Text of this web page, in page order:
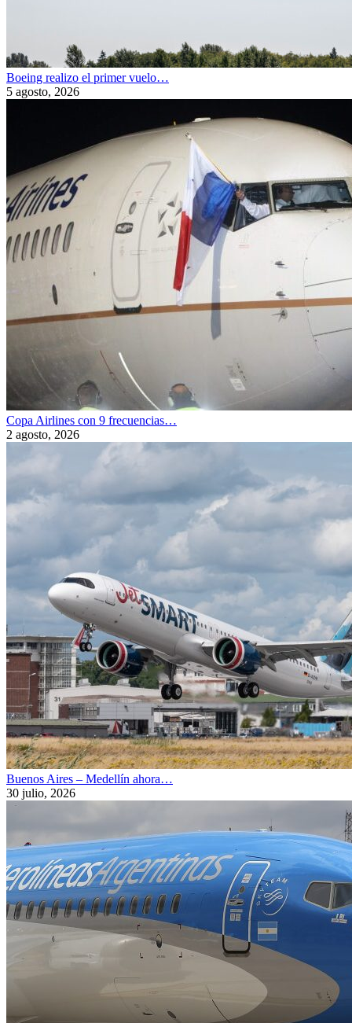
Boeing realizo el primer vuelo…
5 agosto, 2026
Copa Airlines con 9 frecuencias…
2 agosto, 2026
Buenos Aires – Medellín ahora…
30 julio, 2026